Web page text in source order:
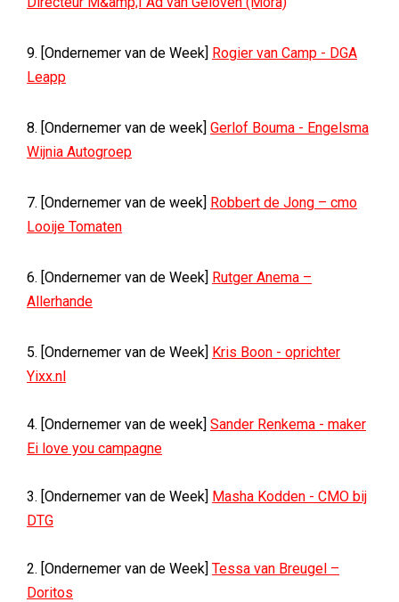
9. [Ondernemer van de Week] Rogier van Camp - DGA
Leapp
8. [Ondernemer van de week] Gerlof Bouma - Engelsma
Wijnia Autogroep
7. [Ondernemer van de week] Robbert de Jong – cmo
Looije Tomaten
6. [Ondernemer van de Week] Rutger Anema –
Allerhande
5. [Ondernemer van de Week] Kris Boon - oprichter
Yixx.nl
4. [Ondernemer van de week] Sander Renkema - maker
Ei love you campagne
3. [Ondernemer van de Week] Masha Kodden - CMO bij
DTG
2. [Ondernemer van de Week] Tessa van Breugel –
Doritos